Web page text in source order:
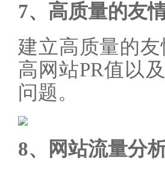
7、高质量的友
建立高质量的
高网站PR值以
问题。
8、网站流量分